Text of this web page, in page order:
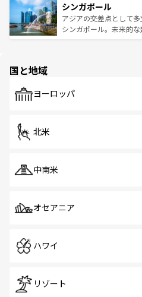
参照してほしい。
激する。気候は一年中温
が待っている。親しみ
た文化、そして多様な
み、どこを訪れても感動
ており、効率よく見ど
うな絶景から文化的な
シンガポール
アジアの交差点として
シンガポール。未来的
で、ホーカーズは地元の
国と地域
ヨーロッパ
北米
中南米
オセアニア
ハワイ
リゾート